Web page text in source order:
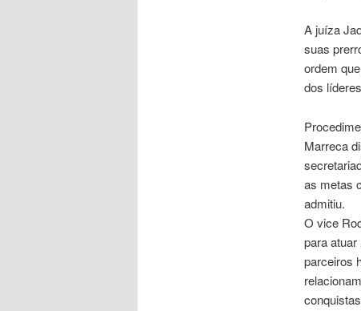
A juíza
suas
ordem
dos
Marreca
as metas
admitiu.
O vice
para
parceiros